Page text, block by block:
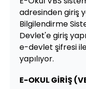
adresinden giriş
Bilgilendirme
Devlet'e giriş
e-devlet şifresi
yapılıyor.
E-OKUL GİRİŞ